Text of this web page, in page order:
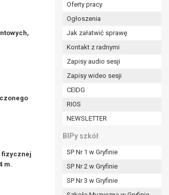
fizycznej
m.
Oferty pracy
Ogłoszenia
Jak załatwić sprawę
Kontakt z radnymi
Zapisy audio sesji
Zapisy wideo sesji
CEIDG
RIOS
NEWSLETTER
BIPy szkół
SP Nr 1 w Gryfinie
SP Nr 2 w Gryfinie
SP Nr 3 w Gryfinie
w treści zgody.
odbiorców danych
osobowych;
określonymi przez
zgody.
zawartej umowy, a po tym
danych po zakończeniu i
zawartej między